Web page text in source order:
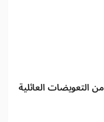
التعويضات العائلية